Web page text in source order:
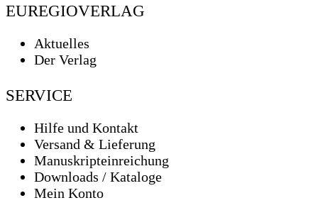
EUREGIOVERLAG
Aktuelles
Der Verlag
SERVICE
Hilfe und Kontakt
Versand & Lieferung
Manuskripteinreichung
Downloads / Kataloge
Mein Konto